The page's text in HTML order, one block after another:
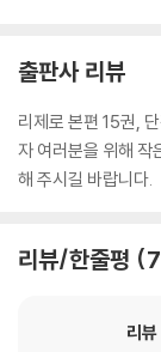
출판사 리뷰
리제로 본편 15권,
자 여러분을 위해 작
해 주시길 바랍니다.
리뷰/한줄평
리뷰